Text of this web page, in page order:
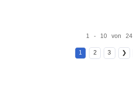
1 - 10 von 24
1 2 3 ❯